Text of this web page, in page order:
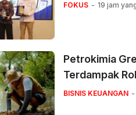
FOKUS 19 jam
Petrokimia
Terdampak
BISNIS KEUANGAN